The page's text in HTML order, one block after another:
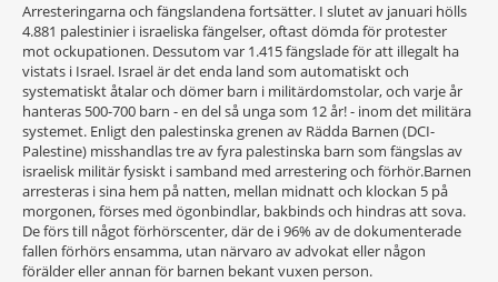
Arresteringarna och fängslandena fortsätter. I slutet av januari hölls
4.881 palestinier i israeliska fängelser, oftast dömda för protester
mot ockupationen. Dessutom var 1.415 fängslade för att illegalt ha
vistats i Israel. Israel är det enda land som automatiskt och
systematiskt åtalar och dömer barn i militärdomstolar, och varje år
hanteras 500-700 barn - en del så unga som 12 år! - inom det militära
systemet. Enligt den palestinska grenen av Rädda Barnen (DCI-
Palestine) misshandlas tre av fyra palestinska barn som fängslas av
israelisk militär fysiskt i samband med arrestering och förhör.Barnen
arresteras i sina hem på natten, mellan midnatt och klockan 5 på
morgonen, förses med ögonbindlar, bakbinds och hindras att sova.
De förs till något förhörscenter, där de i 96% av de dokumenterade
fallen förhörs ensamma, utan närvaro av advokat eller någon
förälder eller annan för barnen bekant vuxen person.